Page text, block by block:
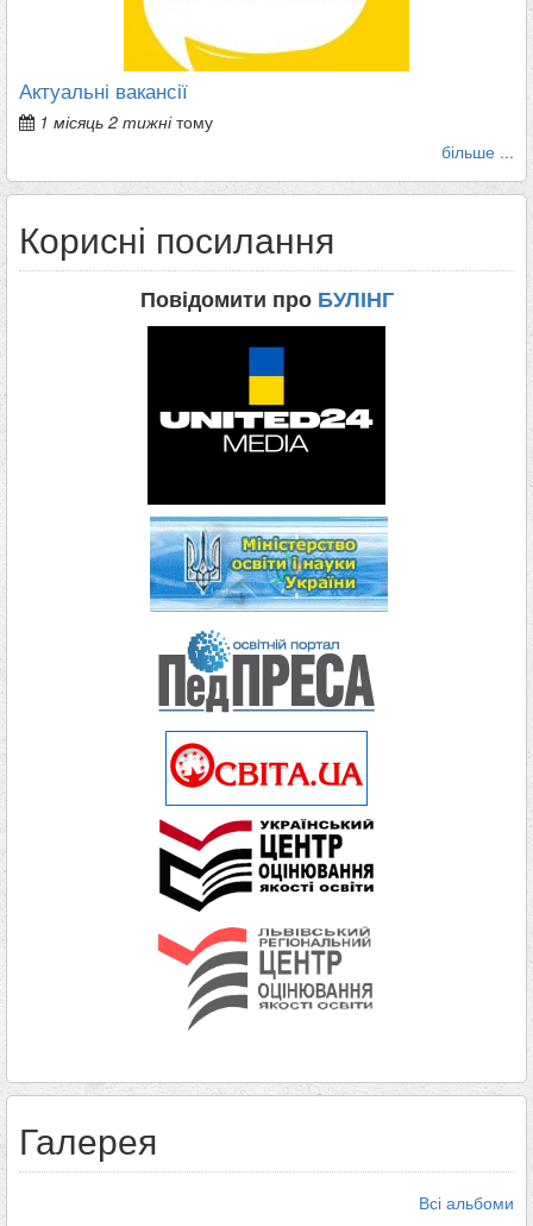
Актуальні вакансії
1 місяць 2 тижнітому
більше ...
Корисні посилання
Повідомити про БУЛІНГ
Галерея
Всі альбоми